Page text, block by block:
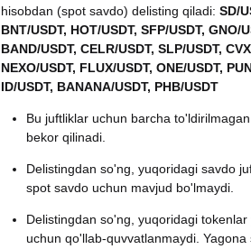
hisobdan (spot savdo) delisting qiladi: SD/
BNT/USDT, HOT/USDT, SFP/USDT, GNO/
BAND/USDT, CELR/USDT, SLP/USDT,
NEXO/USDT, FLUX/USDT, ONE/USDT,
ID/USDT, BANANA/USDT, PHB/USDT
Bu juftliklar uchun barcha
bekor qilinadi.
Delistingdan so'ng, yuqoridagi savdo
spot savdo uchun mavjud bo'lmaydi.
Delistingdan so'ng, yuqoridagi
uchun qo'llab-quvvatlanmaydi.